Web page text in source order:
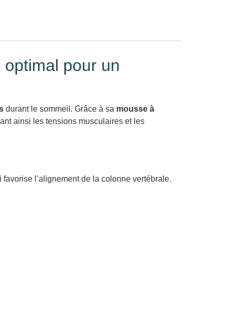
pour un
durant le sommeil. Grâce à sa mousse à
ainsi les tensions musculaires et les
favorise l’alignement de la colonne vertébrale.